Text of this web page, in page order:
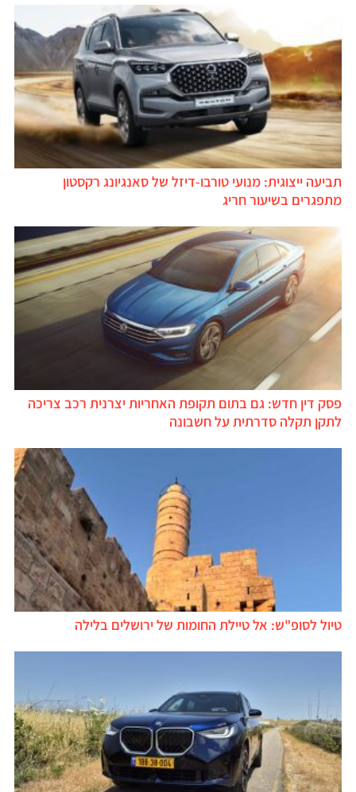
תביעה ייצוגית: מנועי טורבו-דיזל של סאנגיונג רקסטון
מתפגרים בשיעור חריג
פסק דין חדש: גם בתום תקופת האחריות יצרנית רכב צריכה
לתקן תקלה סדרתית על חשבונה
טיול לסופ"ש: אל טיילת החומות של ירושלים בלילה